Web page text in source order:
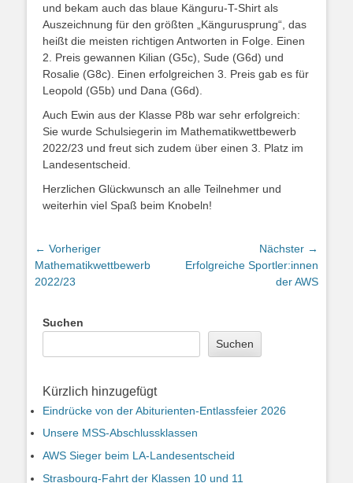
und bekam auch das blaue Känguru-T-Shirt als
Auszeichnung für den größten „Kängurusprung“, das
heißt die meisten richtigen Antworten in Folge. Einen
2. Preis gewannen Kilian (G5c), Sude (G6d) und
Rosalie (G8c). Einen erfolgreichen 3. Preis gab es für
Leopold (G5b) und Dana (G6d).
Auch Ewin aus der Klasse P8b war sehr erfolgreich:
Sie wurde Schulsiegerin im Mathematikwettbewerb
2022/23 und freut sich zudem über einen 3. Platz im
Landesentscheid.
Herzlichen Glückwunsch an alle Teilnehmer und
weiterhin viel Spaß beim Knobeln!
Beitragsnavigation
← Vorheriger
Vorheriger
Beitrag:
Mathematikwettbewerb
2022/23
Nächster →
Nächster
Erfolgreiche Sportler:innen
der AWS
Suchen
Suchen
Kürzlich hinzugefügt
Eindrücke von der Abiturienten-Entlassfeier 2026
Unsere MSS-Abschlussklassen
AWS Sieger beim LA-Landesentscheid
Strasbourg-Fahrt der Klassen 10 und 11